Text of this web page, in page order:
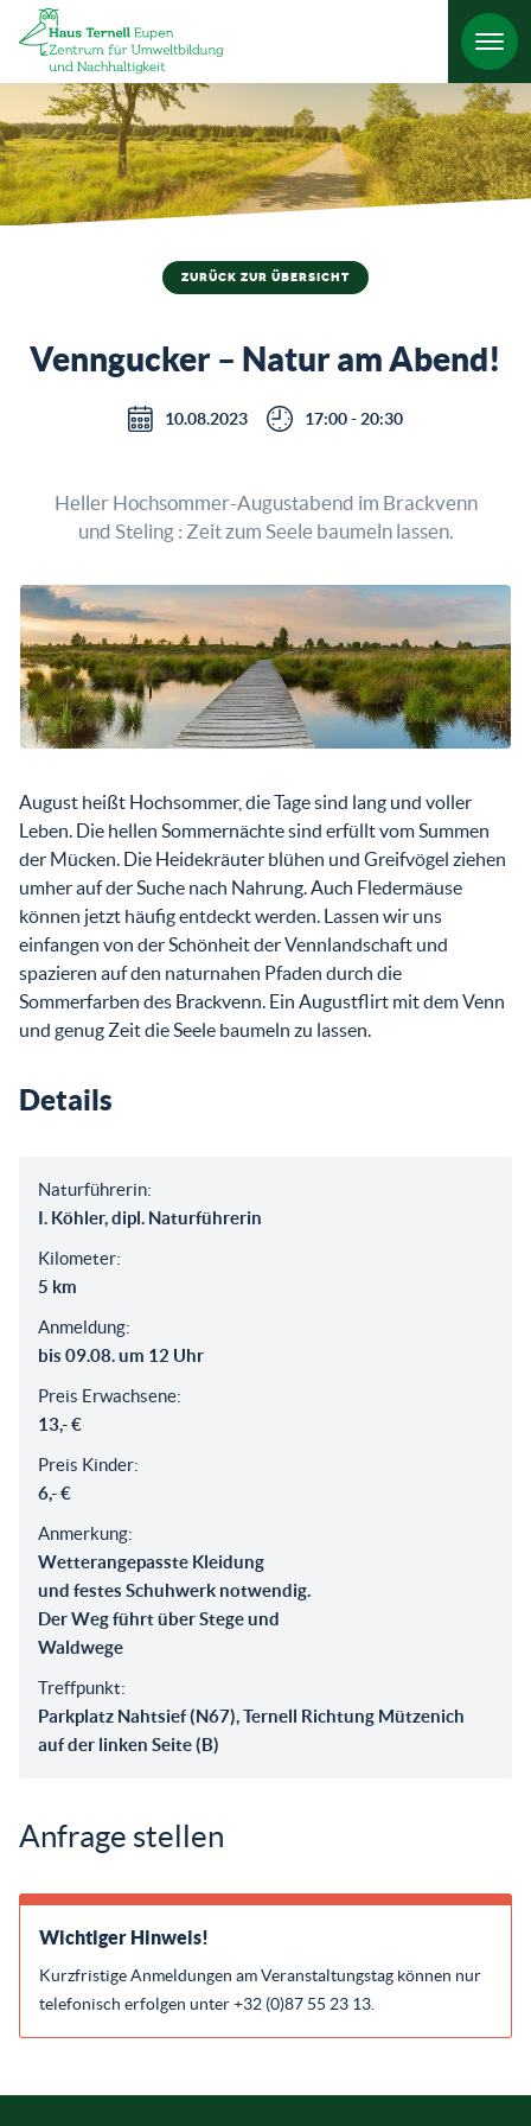
ZURÜCK ZUR ÜBERSICHT
Venngucker – Natur am Abend!
10.08.2023 17:00 - 20:30
Heller Hochsommer-Augustabend im Brackvenn
und Steling : Zeit zum Seele baumeln lassen.
August heißt Hochsommer, die Tage sind lang und voller
Leben. Die hellen Sommernächte sind erfüllt vom Summen
der Mücken. Die Heidekräuter blühen und Greifvögel ziehen
umher auf der Suche nach Nahrung. Auch Fledermäuse
können jetzt häufig entdeckt werden. Lassen wir uns
einfangen von der Schönheit der Vennlandschaft und
spazieren auf den naturnahen Pfaden durch die
Sommerfarben des Brackvenn. Ein Augustflirt mit dem Venn
und genug Zeit die Seele baumeln zu lassen.
Details
Naturführerin:
I. Köhler, dipl. Naturführerin
Kilometer:
5 km
Anmeldung:
bis 09.08. um 12 Uhr
Preis Erwachsene:
13,- €
Preis Kinder:
6,- €
Anmerkung:
Wetterangepasste Kleidung
und festes Schuhwerk notwendig.
Der Weg führt über Stege und
Waldwege
Treffpunkt:
Parkplatz Nahtsief (N67), Ternell Richtung Mützenich
auf der linken Seite (B)
Anfrage stellen
Wichtiger Hinweis!
Kurzfristige Anmeldungen am Veranstaltungstag können nur
telefonisch erfolgen unter +32 (0)87 55 23 13.